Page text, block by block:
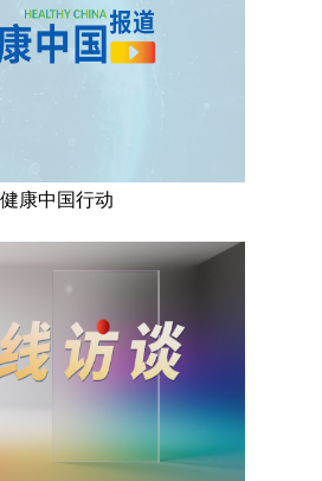
健康中国行动